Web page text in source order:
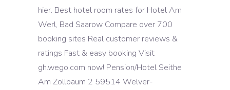
hier. Best hotel room rates for Hotel Am
Werl, Bad Saarow Compare over 700
booking sites Real customer reviews &
ratings Fast & easy booking Visit
gh.wego.com now! Pension/Hotel Seithe
Am Zollbaum 2 59514 Welver-